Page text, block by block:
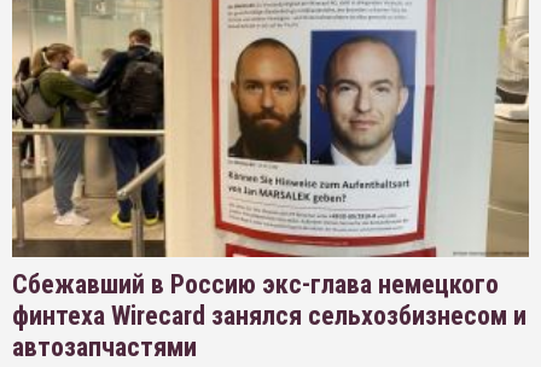
Сбежавший в Россию экс-глава немецкого
финтеха Wirecard занялся сельхозбизнесом и
автозапчастями